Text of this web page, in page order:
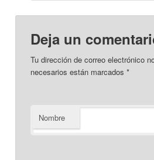
Deja un
Tu dirección de correo electrónico
necesarios están marcados *
Nombre